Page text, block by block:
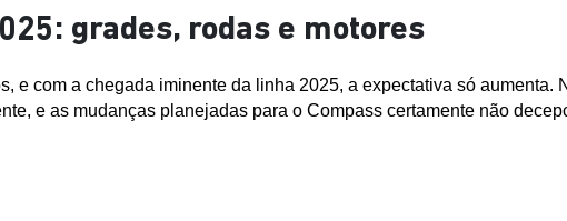
grades, rodas e motores
e com a chegada iminente da linha 2025, a expectativa só aumenta.
e as mudanças planejadas para o Compass certamente não